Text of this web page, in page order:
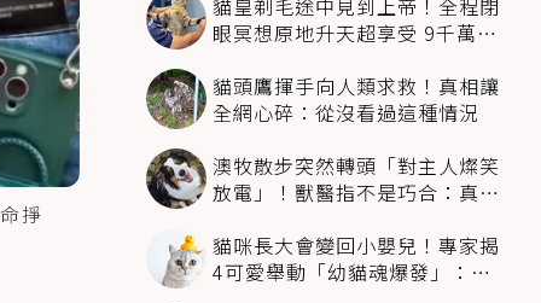
掙
眼冥想原地升天超享受 9千萬人
貓頭鷹揮手向人類求救！真相讓
全網心碎：從沒看過這種情況
澳牧散步突然轉頭「對主人燦笑
放電」！獸醫指不是巧合：真相
貓咪長大會變回小嬰兒！專家揭
4可愛舉動「幼貓魂爆發」：本